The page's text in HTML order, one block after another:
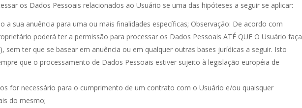
os Dados Pessoais relacionados ao Usuário se uma das hipóteses a seguir se aplicar:
a sua anuência para uma ou mais finalidades específicas; Observação: De acordo com
poderá ter a permissão para processar os Dados Pessoais ATÉ QUE O Usuário faça
sem ter que se basear em anuência ou em qualquer outras bases jurídicas a seguir. Isto
que o processamento de Dados Pessoais estiver sujeito à legislação européia de
for necessário para o cumprimento de um contrato com o Usuário e/ou quaisquer
do mesmo;